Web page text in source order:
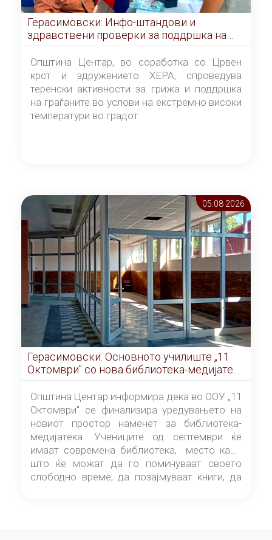
Герасимовски: Инфо-штандови и
здравствени проверки за поддршка на
граѓаните во услови на топлотен бран
Општина Центар, во соработка со Црвен
крст и здружението ХЕРА, спроведува
теренски активности за грижа и поддршка
на граѓаните во услови на екстремно високи
температури во градот.
05.08 2026
Герасимовски: Основното училиште „11
Октомври" со нова библиотека-медијатека
од септември
Општина Центар информира дека во ООУ „11
Октомври" се финализира уредувањето на
новиот простор наменет за библиотека-
медијатека. Учениците од септември ќе
имаат современа библиотека, место каде
што ќе можат да го поминуваат своето
слободно време, да позајмуваат книги, да